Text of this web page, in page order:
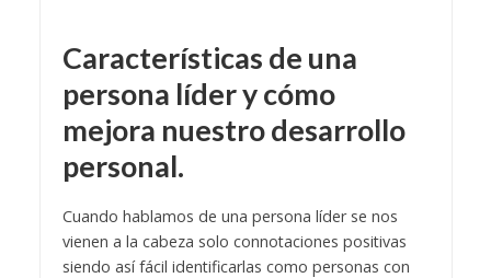
Características de una
persona líder y cómo
mejora nuestro desarrollo
personal.
Cuando hablamos de una persona líder se nos
vienen a la cabeza solo connotaciones positivas
siendo así fácil identificarlas como personas con